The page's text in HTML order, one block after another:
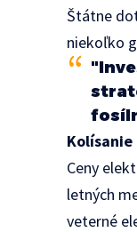
Štátne
niekoľko
Ceny
letných
veterné